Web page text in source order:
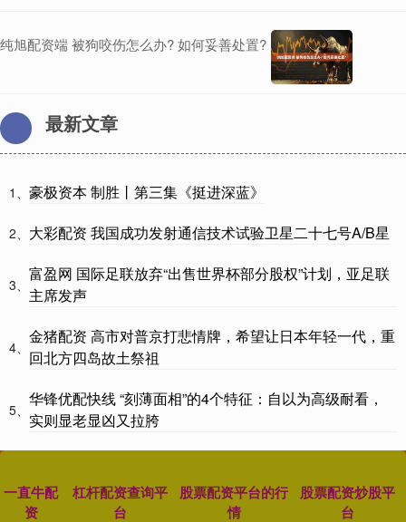
纯旭配资端 被狗咬伤怎么办? 如何妥善处置?
最新文章
1、 豪极资本 制胜丨第三集《挺进深蓝》
2、 大彩配资 我国成功发射通信技术试验卫星二十七号A/B星
3、
富盈网 国际足联放弃“出售世界杯部分股权”计划，亚足联
主席发声
4、
金猪配资 高市对普京打悲情牌，希望让日本年轻一代，重
回北方四岛故土祭祖
5、
华锋优配快线 “刻薄面相”的4个特征：自以为高级耐看，
实则显老显凶又拉胯
一直牛配
资
杠杆配资查询平
台
股票配资平台的行
情
股票配资炒股平
台